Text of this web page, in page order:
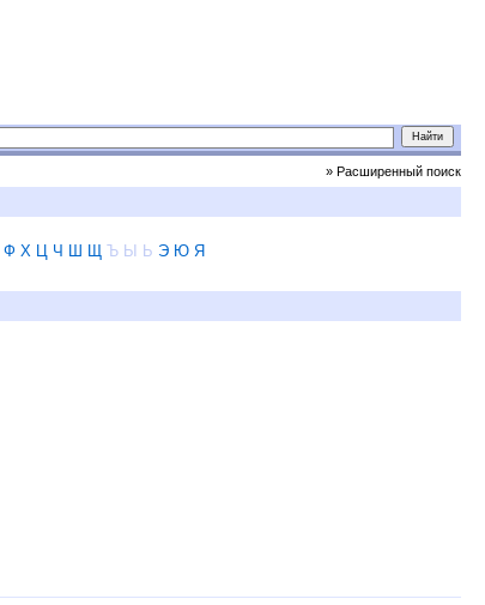
» Расширенный поиск
Ф Х Ц Ч Ш Щ Ъ Ы Ь Э Ю Я